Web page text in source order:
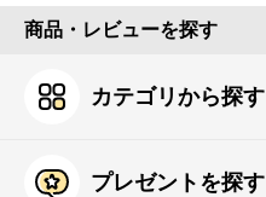
商品・レビューを探す
カテゴリから探す
プレゼントを探す